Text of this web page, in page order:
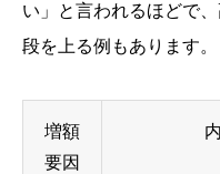
い」と言われるほどで
段を上る例もあります。
増額
要因